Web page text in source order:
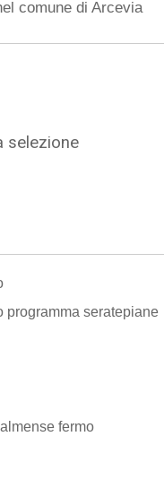
comune di Arcevia
selezione
programma seratepiane
fermo